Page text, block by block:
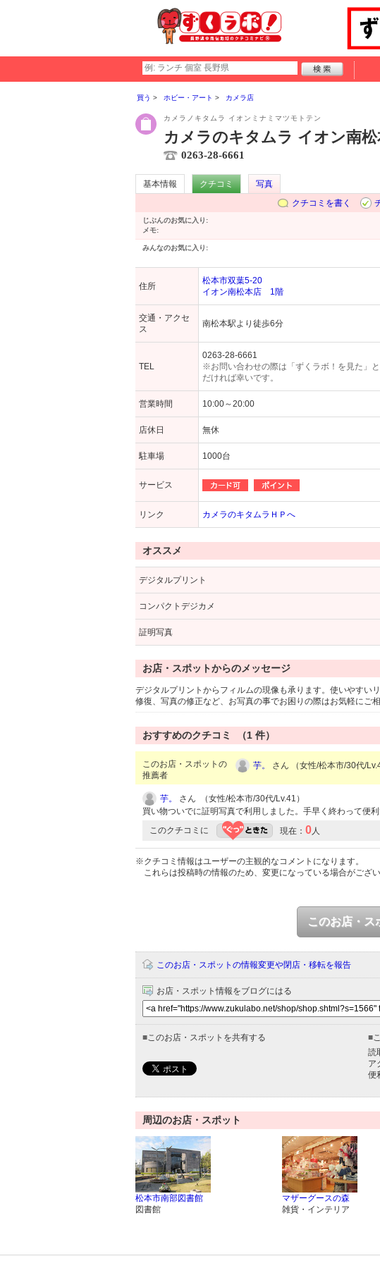
買う ホビー・アート カメラ店
カメラノキタムラ イオンミナミマツモトテン
カメラのキタムラ イオン南松
0263-28-6661
基本情報 クチコミ
写真
クチコミを書く
じぶんのお気に入り:
メモ:
みんなのお気に入り:
住所
松本市双葉5-20
イオン南松本店 1階
交通・アクセ
ス
南松本駅より徒歩6分
TEL
0263-28-6661
※お問い合わせの際は「ずくラボ！を見た」
だければ幸いです。
営業時間 10:00～20:00
店休日 無休
駐車場 1000台
サービス
リンク カメラのキタムラＨＰへ
オススメ
デジタルプリント
コンパクトデジカメ
証明写真
お店・スポットからのメッセージ
デジタルプリントからフィルムの現像も承ります。使いやすい
修復、写真の修正など、お写真の事でお困りの際はお気軽にご相
おすすめのクチコミ （1 件）
このお店・スポットの
推薦者
芋。 さん （女性/松本市/30代/
芋。
さん （女性/松本市/30代/Lv.41）
買い物ついでに証明写真で利用しました。手早く終わって便利
このクチコミに 現在： 0人
※クチコミ情報はユーザーの主観的なコメントになります。
これらは投稿時の情報のため、変更になっている場合がござ
このお店・ス
このお店・スポットの情報変更や閉店・移転を報告
お店・スポット情報をブログにはる
■このお店・スポットを共有する ■
読
ア
便
周辺のお店・スポット
松本市南部図書館
図書館
マザーグースの森
雑貨・インテリア